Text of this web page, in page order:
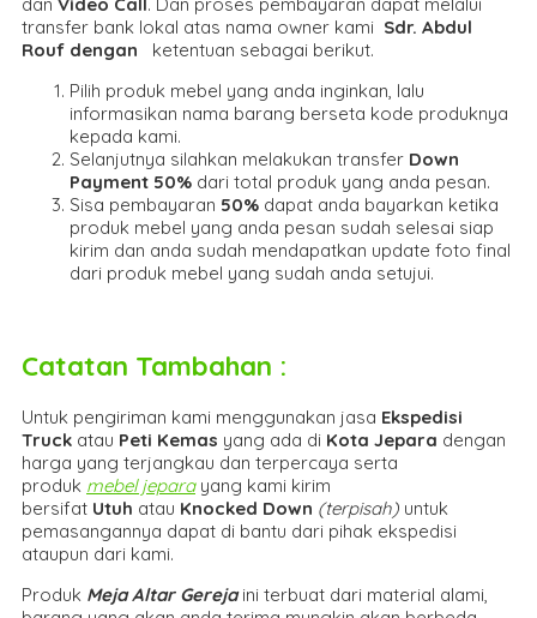
dan Video Call. Dan proses pembayaran dapat melalui
transfer bank lokal atas nama owner kami Sdr. Abdul
Rouf dengan ketentuan sebagai berikut.
Pilih produk mebel yang anda inginkan, lalu
informasikan nama barang berseta kode produknya
kepada kami.
Selanjutnya silahkan melakukan transfer Down
Payment 50% dari total produk yang anda pesan.
Sisa pembayaran 50% dapat anda bayarkan ketika
produk mebel yang anda pesan sudah selesai siap
kirim dan anda sudah mendapatkan update foto final
dari produk mebel yang sudah anda setujui.
Catatan Tambahan :
Untuk pengiriman kami menggunakan jasa Ekspedisi
Truck atau Peti Kemas yang ada di Kota Jepara dengan
harga yang terjangkau dan terpercaya serta
produk mebel jeparayang kami kirim
bersifat Utuh atau Knocked Down (terpisah) untuk
pemasangannya dapat di bantu dari pihak ekspedisi
ataupun dari kami.
Produk Meja Altar Gerejaini terbuat dari material alami,